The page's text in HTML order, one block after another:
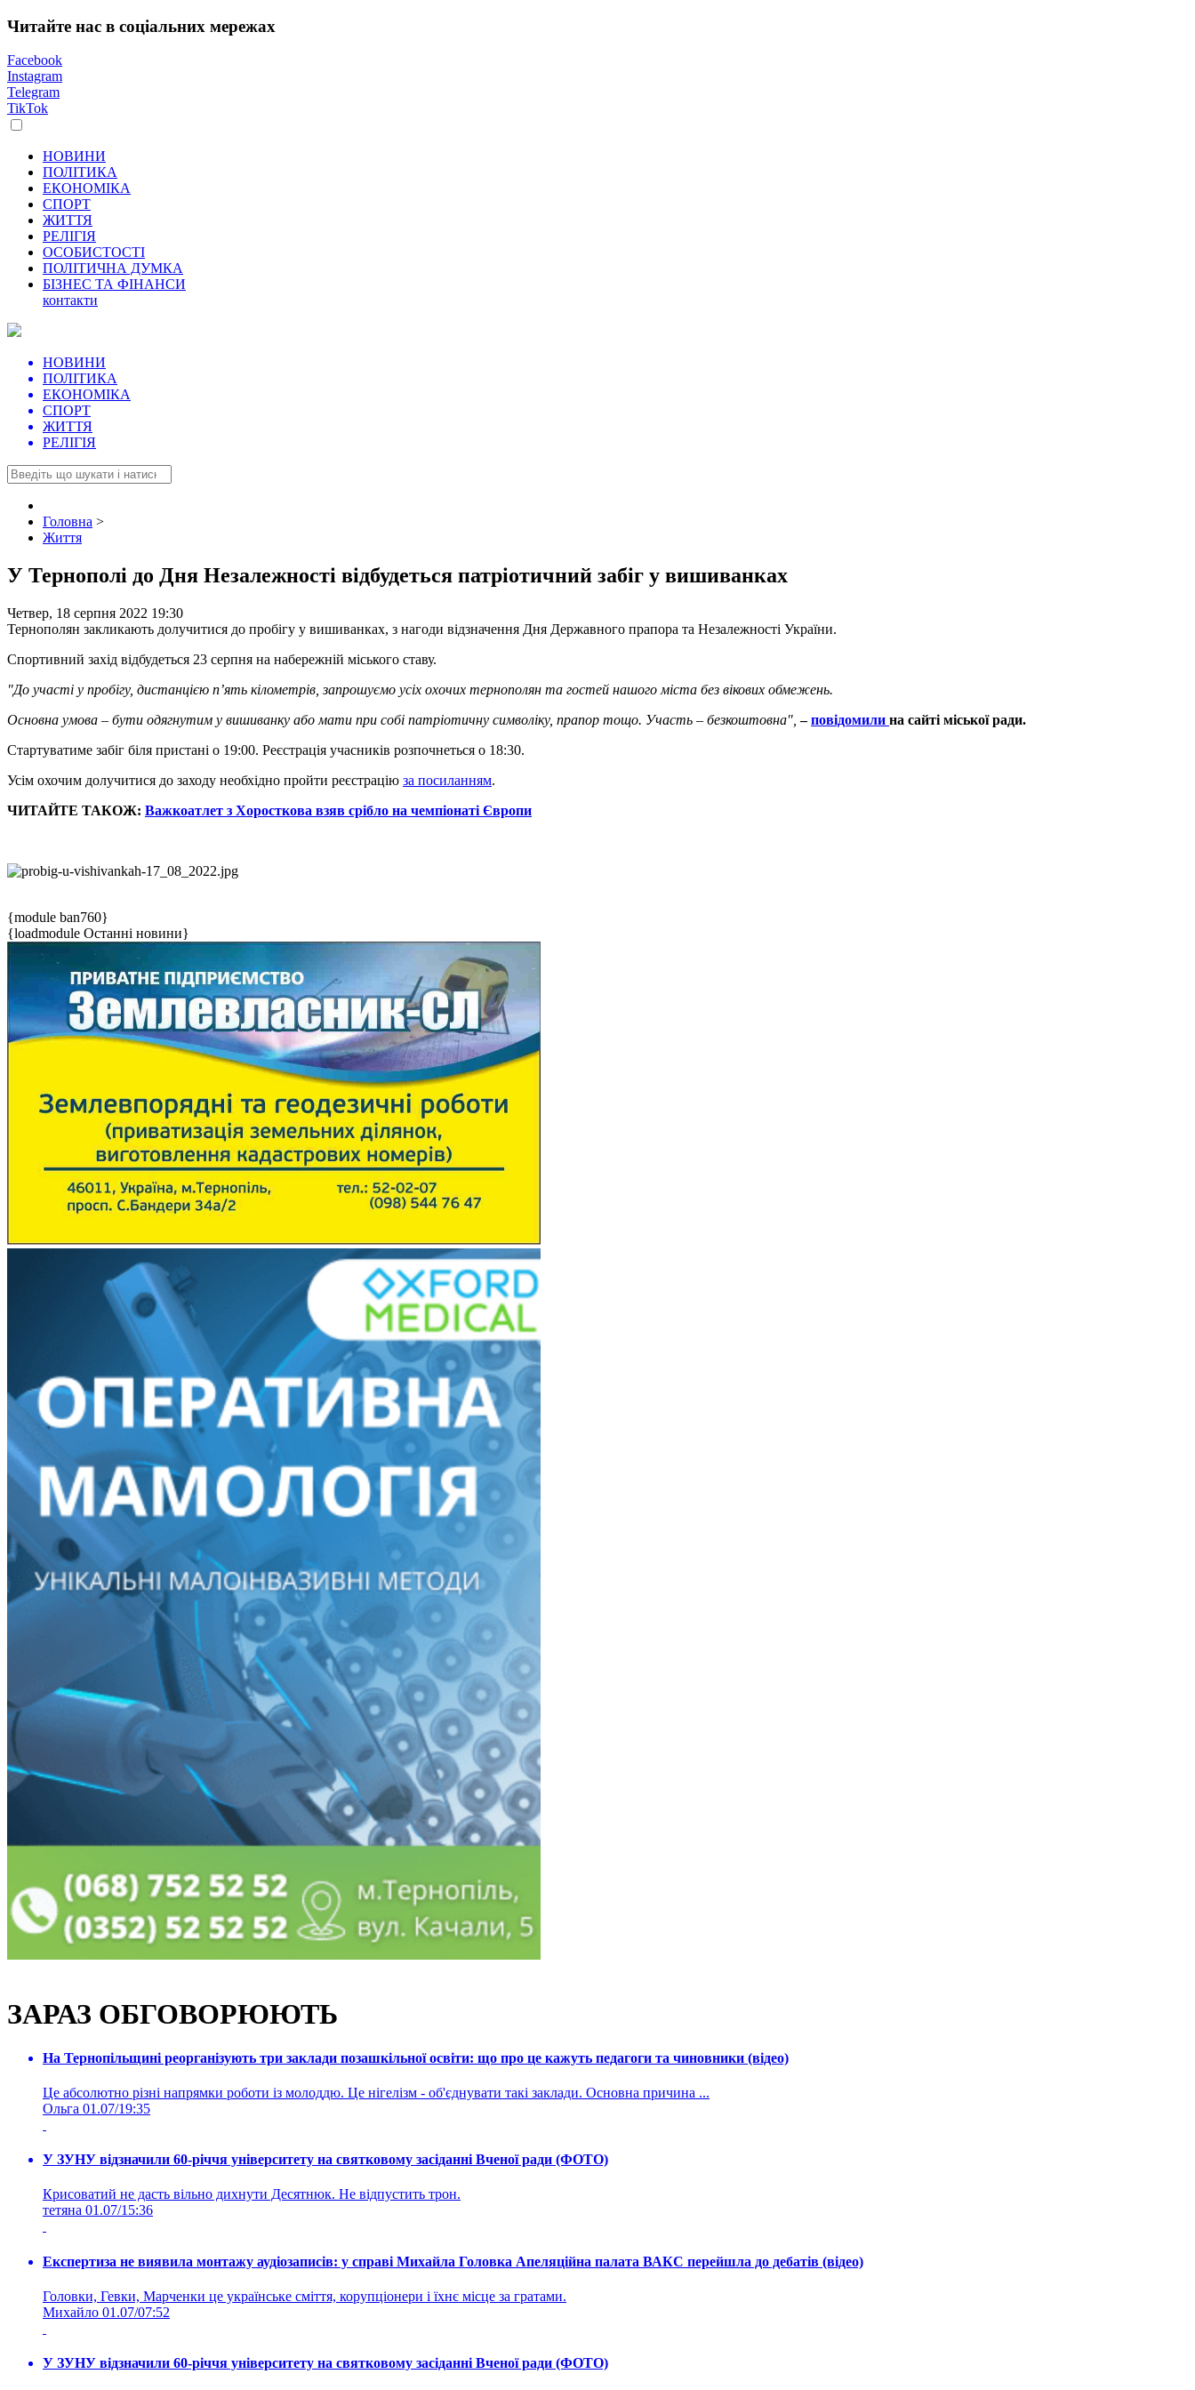
Читайте нас в соціальних мережах
Facebook
Instagram
Telegram
TikTok
НОВИНИ
ПОЛІТИКА
ЕКОНОМІКА
СПОРТ
ЖИТТЯ
РЕЛІГІЯ
ОСОБИСТОСТІ
ПОЛІТИЧНА ДУМКА
БІЗНЕС ТА ФІНАНСИ
контакти
НОВИНИ
ПОЛІТИКА
ЕКОНОМІКА
СПОРТ
ЖИТТЯ
РЕЛІГІЯ
Головна >
Життя
У Тернополі до Дня Незалежності відбудеться патріотичний забіг у вишиванках
Четвер, 18 серпня 2022 19:30
Тернополян закликають долучитися до пробігу у вишиванках, з нагоди відзначення Дня Державного прапора та Незалежності України.
Спортивний захід відбудеться 23 серпня на набережній міського ставу.
"До участі у пробігу, дистанцією п’ять кілометрів, запрошуємо усіх охочих тернополян та гостей нашого міста без вікових обмежень.
Основна умова – бути одягнутим у вишиванку або мати при собі патріотичну символіку, прапор тощо. Участь – безкоштовна", –повідомили на сайті міської ради.
Стартуватиме забіг біля пристані о 19:00. Реєстрація учасників розпочнеться о 18:30.
Усім охочим долучитися до заходу необхідно пройти реєстрацію за посиланням.
ЧИТАЙТЕ ТАКОЖ: Важкоатлет з Хоросткова взяв срібло на чемпіонаті Європи
{module ban760}
{loadmodule Останні новини}
ЗАРАЗ ОБГОВОРЮЮТЬ
На Тернопільщині реорганізують три заклади позашкільної освіти: що про це кажуть педагоги та чиновники (відео)
Це абсолютно різні напрямки роботи із молоддю. Це нігелізм - об'єднувати такі заклади. Основна причина ...
Ольга 01.07/19:35
У ЗУНУ відзначили 60-річчя університету на святковому засіданні Вченої ради (ФОТО)
Крисоватий не дасть вільно дихнути Десятнюк. Не відпустить трон.
тетяна 01.07/15:36
Експертиза не виявила монтажу аудіозаписів: у справі Михайла Головка Апеляційна палата ВАКС перейшла до дебатів (відео)
Головки, Гевки, Марченки це українське сміття, корупціонери і їхнє місце за гратами.
Михайло 01.07/07:52
У ЗУНУ відзначили 60-річчя університету на святковому засіданні Вченої ради (ФОТО)